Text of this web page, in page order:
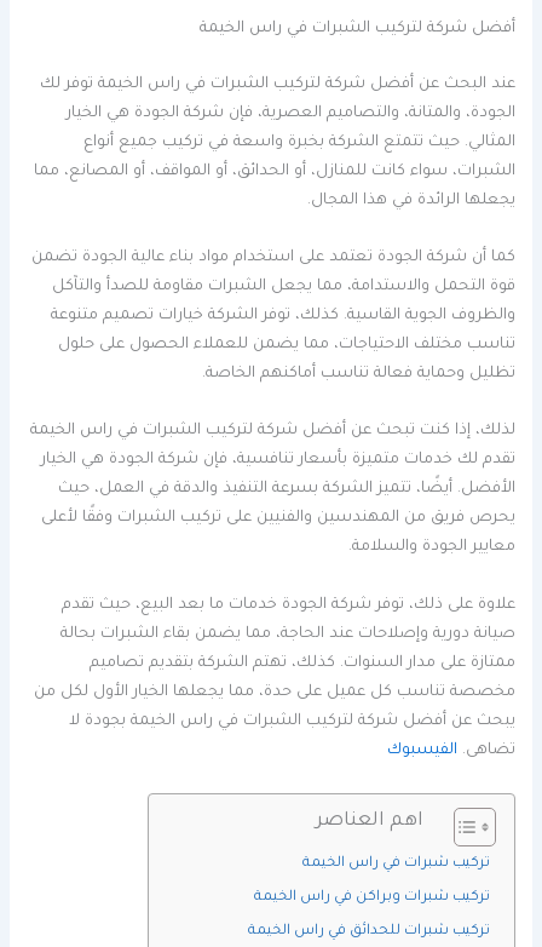
أفضل شركة لتركيب الشبرات في راس الخيمة
عند البحث عن أفضل شركة لتركيب الشبرات في راس الخيمة توفر لك
الجودة، والمتانة، والتصاميم العصرية، فإن شركة الجودة هي الخيار
المثالي. حيث تتمتع الشركة بخبرة واسعة في تركيب جميع أنواع
الشبرات، سواء كانت للمنازل، أو الحدائق، أو المواقف، أو المصانع، مما
يجعلها الرائدة في هذا المجال.
كما أن شركة الجودة تعتمد على استخدام مواد بناء عالية الجودة تضمن
قوة التحمل والاستدامة، مما يجعل الشبرات مقاومة للصدأ والتآكل
والظروف الجوية القاسية. كذلك، توفر الشركة خيارات تصميم متنوعة
تناسب مختلف الاحتياجات، مما يضمن للعملاء الحصول على حلول
تظليل وحماية فعالة تناسب أماكنهم الخاصة.
لذلك، إذا كنت تبحث عن أفضل شركة لتركيب الشبرات في راس الخيمة
تقدم لك خدمات متميزة بأسعار تنافسية، فإن شركة الجودة هي الخيار
الأفضل. أيضًا، تتميز الشركة بسرعة التنفيذ والدقة في العمل، حيث
يحرص فريق من المهندسين والفنيين على تركيب الشبرات وفقًا لأعلى
معايير الجودة والسلامة.
علاوة على ذلك، توفر شركة الجودة خدمات ما بعد البيع، حيث تقدم
صيانة دورية وإصلاحات عند الحاجة، مما يضمن بقاء الشبرات بحالة
ممتازة على مدار السنوات. كذلك، تهتم الشركة بتقديم تصاميم
مخصصة تناسب كل عميل على حدة، مما يجعلها الخيار الأول لكل من
يبحث عن أفضل شركة لتركيب الشبرات في راس الخيمة بجودة لا
تضاهى. الفيسبوك
اهم العناصر
تركيب شبرات في راس الخيمة
تركيب شبرات وبراكن في راس الخيمة
تركيب شبرات للحدائق في راس الخيمة